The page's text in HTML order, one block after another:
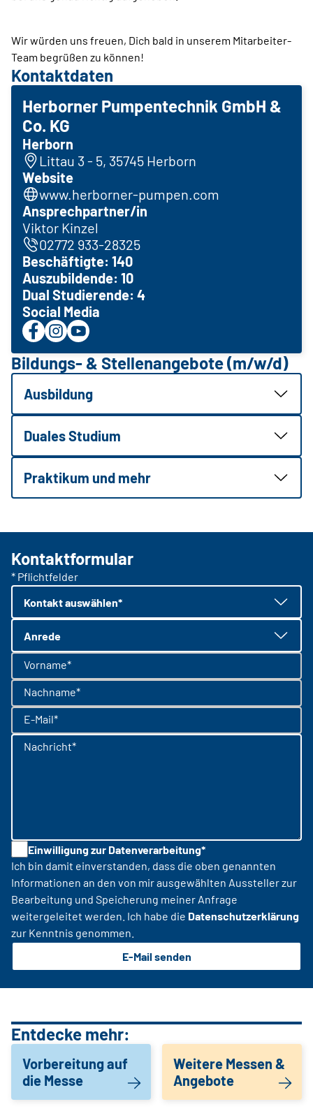
Wir würden uns freuen, Dich bald in unserem Mitarbeiter-
Team begrüßen zu können!
Kontaktdaten
Herborner Pumpentechnik GmbH &
Co. KG
Herborn
Littau 3 - 5, 35745 Herborn
Website
www.herborner-pumpen.com
Ansprechpartner/in
Viktor Kinzel
02772 933-28325
Beschäftigte: 140
Auszubildende: 10
Dual Studierende: 4
Social Media
Bildungs- & Stellenangebote (m/w/d)
Ausbildung
Duales Studium
Praktikum und mehr
Kontaktformular
* Pflichtfelder
Kontakt auswählen*
Anrede
Vorname*
Nachname*
E-Mail*
Nachricht*
Einwilligung zur Datenverarbeitung*
Ich bin damit einverstanden, dass die oben genannten
Informationen an den von mir ausgewählten Aussteller zur
Bearbeitung und Speicherung meiner Anfrage
weitergeleitet werden. Ich habe die Datenschutzerklärung
zur Kenntnis genommen.
E-Mail senden
Entdecke mehr:
Vorbereitung auf
die Messe
Weitere Messen &
Angebote